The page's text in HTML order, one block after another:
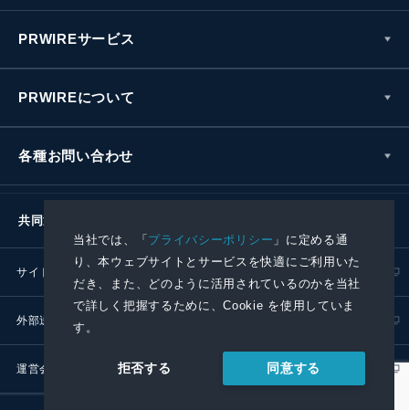
当社では、「プライバシーポリシー 」に定める通
り、本ウェブサイトとサービスを快適にご利用いた
だき、また、どのように活用されているのかを当社
で詳しく把握するために、Cookie を使用していま
す。
拒否する 同意する
PRWIREサービス
PRWIREについて
各種お問い合わせ
共同通信社グループ
サイトポリシー プライバシーポリシー
外部送信ポリシー
運営会社